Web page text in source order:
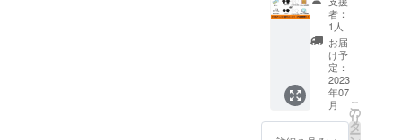
ト終了
後の発
注にな
ります
ので、
発送時
期が変
更にな
レット
にお名
前掲載
（完成
したパ
ンフ
レット
を１部
送付し
す。出
演者は
未定で
すが、
トーク
ショー
と会場
での懇
親会も
（デザ
イン、
色、サ
イズを
お選び
くださ
い） ・
全国共
通鑑賞
者：
1人
お届
け予
定：
2023
年07
月
こ
の
リ
タ
ー